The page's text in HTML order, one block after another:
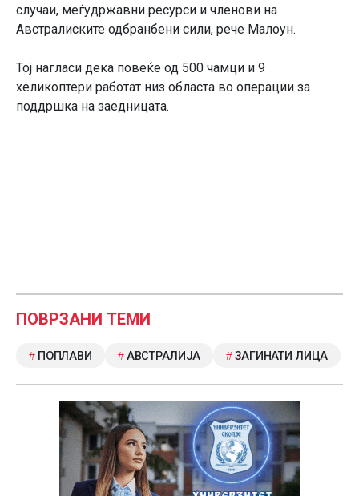
случаи, меѓудржавни ресурси и членови на
Австралиските одбранбени сили, рече Малоун.
Тој нагласи дека повеќе од 500 чамци и 9
хеликоптери работат низ областа во операции за
поддршка на заедницата.
ПОВРЗАНИ ТЕМИ
ПОПЛАВИ АВСТРАЛИЈА ЗАГИНАТИ ЛИЦА